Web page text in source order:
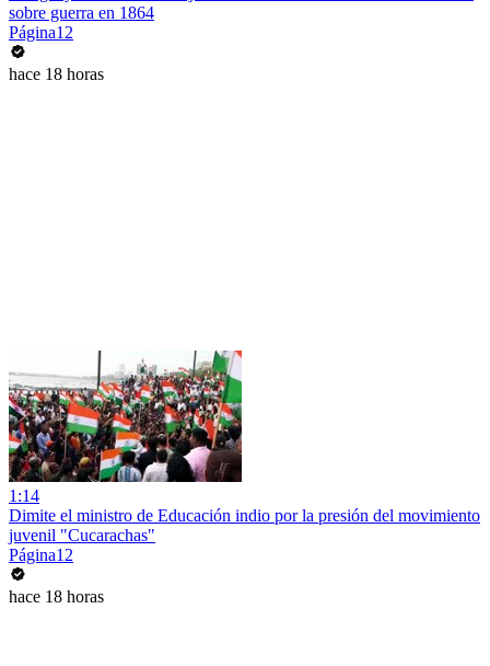
sobre guerra en 1864
Página12
hace 18 horas
1:14
Dimite el ministro de Educación indio por la presión del movimiento
juvenil "Cucarachas"
Página12
hace 18 horas